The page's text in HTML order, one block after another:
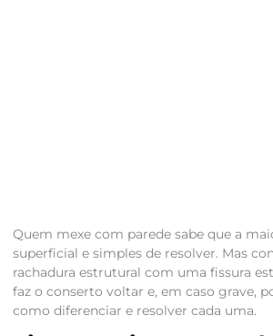
Quem mexe com parede sabe que a
superficial e simples de resolver. Mas
rachadura estrutural com uma fissura
faz o conserto voltar e, em caso grave,
como diferenciar e resolver cada uma.